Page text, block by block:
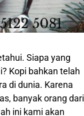
Siapa yang
Kopi bahkan telah
di dunia. Karena
banyak orang dari
ini kami akan